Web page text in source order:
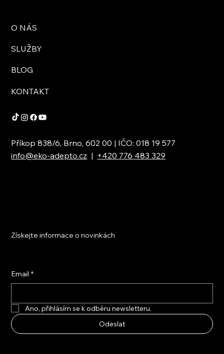
O NÁS
SLUŽBY
BLOG
KONTAKT
Příkop 838/6, Brno, 602 00 | IČO: 018 19 577
info@eko-adepto.cz | +420 776 483 329
Získejte informace o novinkách
Email *
Ano, přihlásím se k odběru newsletteru.
Odeslat